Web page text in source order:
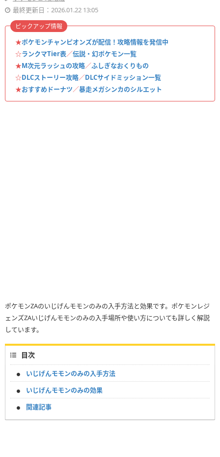
最終更新日：2026.01.22 13:05
★ポケモンチャンピオンズが配信！攻略情報を発信中
☆ランクマTier表／伝説・幻ポケモン一覧
★M次元ラッシュの攻略／ふしぎなおくりもの
☆DLCストーリー攻略／DLCサイドミッション一覧
★おすすめドーナツ／暴走メガシンカのシルエット
ピックアップ情報
ポケモンZAのいじげんモモンのみの入手方法と効果です。ポケモンレジ
ェンズZAいじげんモモンのみの入手場所や使い方についても詳しく解説
しています。
目次
いじげんモモンのみの入手方法
いじげんモモンのみの効果
関連記事